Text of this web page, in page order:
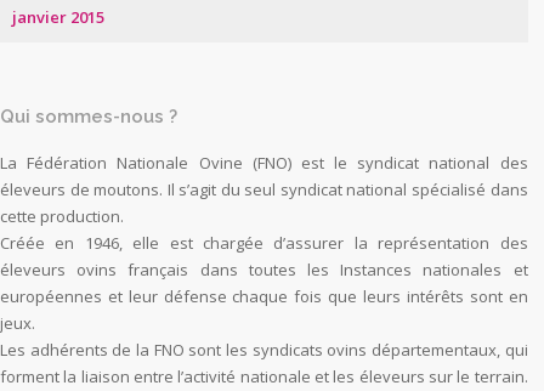
janvier 2015
Qui sommes-nous ?
La Fédération Nationale Ovine (FNO) est le syndicat national des
éleveurs de moutons. Il s’agit du seul syndicat national spécialisé dans
cette production.
Créée en 1946, elle est chargée d’assurer la représentation des
éleveurs ovins français dans toutes les Instances nationales et
européennes et leur défense chaque fois que leurs intérêts sont en
jeux.
Les adhérents de la FNO sont les syndicats ovins départementaux, qui
forment la liaison entre l’activité nationale et les éleveurs sur le terrain.